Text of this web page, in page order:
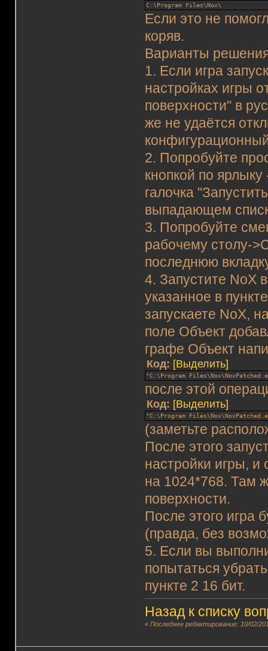
C:\Program Files\Nox\
Если это не
коряв.
Варианты
1. Если игра
настройках игры
поверхности" в
же не удаётся
2. Попробуйте
кнопкой по
галочка
выпадающем
3. Попробуйте
рабочему столу-
последнюю
4. Запустите NoX
указанное в
запускаете NoX,
поле Объект
графе Объект
Код: [Выделить]
"C:\Program
после этой
Код: [Выделить]
"C:\Program
(заметьте
После этого
настройки игры,
на 1024*768. Там
поверхности.
После этого игра
(правда, без
5. Если вы
попытаться
пункте 2 16 бит.
Назад к списку
«Последнее редактирование: 10/02/